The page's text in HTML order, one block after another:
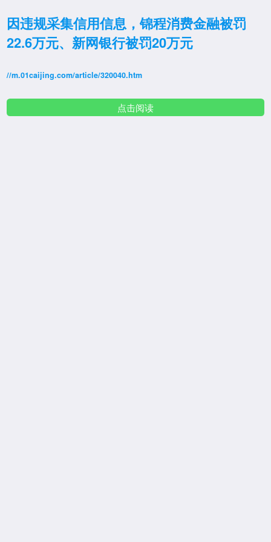
因违规采集信用信息，锦程消费金融被罚
22.6万元、新网银行被罚20万元
//m.01caijing.com/article/320040.htm
点击阅读